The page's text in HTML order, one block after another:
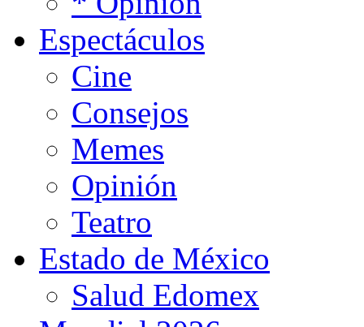
Espectáculos
Cine
Consejos
Memes
Opinión
Teatro
Estado de México
Salud Edomex